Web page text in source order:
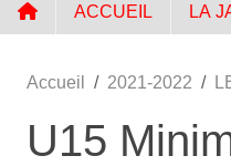
ACCUEIL LA
Accueil 2021-2022
U15